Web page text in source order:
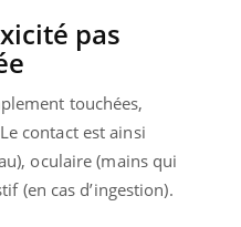
pas
touchées,
contact est ainsi
oculaire (mains qui
(en cas d’ingestion).